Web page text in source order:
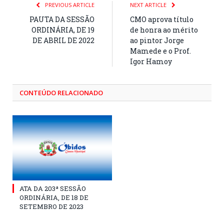
PREVIOUS ARTICLE
PAUTA DA SESSÃO
ORDINÁRIA, DE 19
DE ABRIL DE 2022
NEXT ARTICLE
CMO aprova título
de honra ao mérito
ao pintor Jorge
Mamede e o Prof.
Igor Hamoy
CONTEÚDO RELACIONADO
ATA DA 203ª SESSÃO
ORDINÁRIA, DE 18 DE
SETEMBRO DE 2023